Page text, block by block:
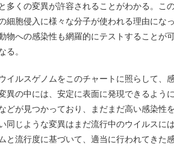
多くの変異が許容されることがわかる。こ
細胞侵入に様々な分子が使われる理由にな
物への感染性も網羅的にテストすることが
る。
イルスゲノムをこのチャートに照らして、
異の中には、安定に表面に発現できるよう
どが見つかっており、まだまだ高い感染性
同じような変異はまだ流行中のウイルスに
と流行度に基づいて、適当に行われてきた